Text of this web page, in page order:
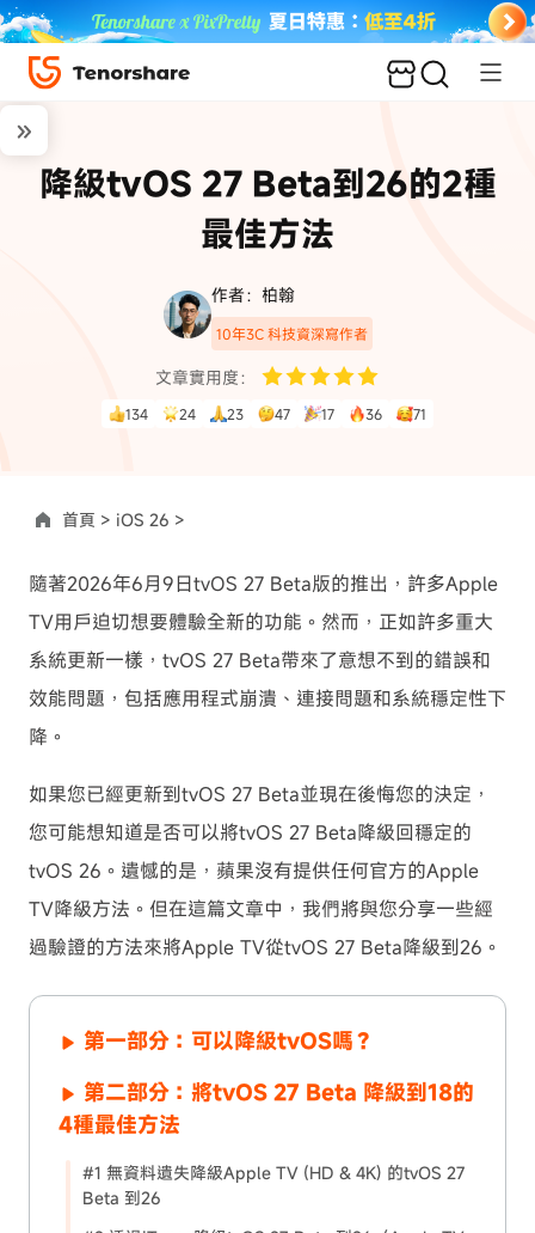
降級tvOS 27 Beta到26的2種
最佳方法
作者：柏翰
10年3C 科技資深寫作者
文章實用度：
134 24 23 47 17 36 71
首頁 > iOS 26 >
隨著2026年6月9日tvOS 27 Beta版的推出，許多Apple
TV用戶迫切想要體驗全新的功能。然而，正如許多重大
系統更新一樣，tvOS 27 Beta帶來了意想不到的錯誤和
效能問題，包括應用程式崩潰、連接問題和系統穩定性下
降。
如果您已經更新到tvOS 27 Beta並現在後悔您的決定，
您可能想知道是否可以將tvOS 27 Beta降級回穩定的
tvOS 26。遺憾的是，蘋果沒有提供任何官方的Apple
TV降級方法。但在這篇文章中，我們將與您分享一些經
過驗證的方法來將Apple TV從tvOS 27 Beta降級到26。
第一部分：可以降級tvOS嗎？
第二部分：將tvOS 27 Beta 降級到18的
4種最佳方法
#1 無資料遺失降級Apple TV (HD & 4K) 的tvOS 27
Beta 到26